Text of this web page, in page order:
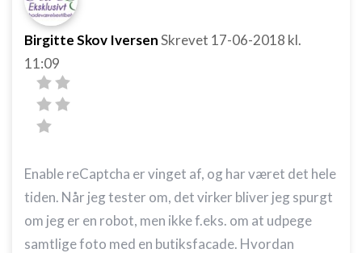
Birgitte Skov IversenSkrevet 17-06-2018 kl.
11:09
Enable reCaptcha er vinget af, og har været det hele
tiden. Når jeg tester om, det virker bliver jeg spurgt
om jeg er en robot, men ikke f.eks. om at udpege
samtlige foto med en butiksfacade. Hvordan